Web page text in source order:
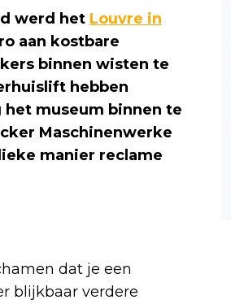
werd het Louvre in
aan kostbare
binnen wisten te
hebben
museum binnen te
Maschinenwerke
manier reclame
dat je een
blijkbaar verdere